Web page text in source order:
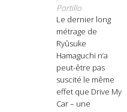
Portillo
Le dernier long
métrage de
Ryûsuke
Hamaguchi n’a
peut-être pas
suscité le même
effet que Drive My
Car – une